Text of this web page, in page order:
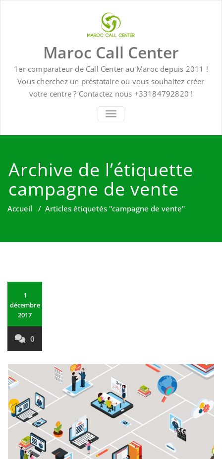
Maroc Call Center
1er comparateur de Call Center au Maroc depuis 2011 !
Vous cherchez un préstataire ou vous souhaitez créer
votre centre ? Contactez nous +33184792820 !
TOGGLE NAVIGATION
Archive de l’étiquette
campagne de vente
Accueil / Articles étiquetés "campagne de vente"
1
décembre
2017
0